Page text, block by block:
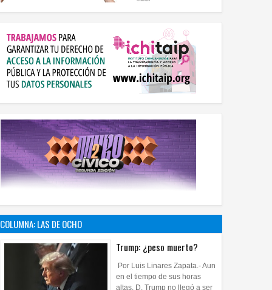
COLUMNA: LAS DE OCHO
Trump: ¿peso muerto?
Por Luis Linares Zapata.- Aun
en el tiempo de sus horas
altas, D. Trump no llegó a ser